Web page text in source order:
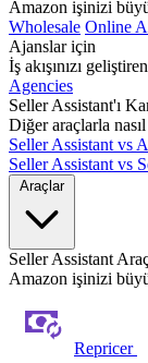
Amazon işinizi
Wholesale Online
Ajanslar için
İş akışınızı
Agencies
Seller Assistant'ı
Diğer araçlarla nasıl
Seller Assistant vs
Seller Assistant vs
Araçlar
Seller Assistant
Amazon işinizi
Repricer